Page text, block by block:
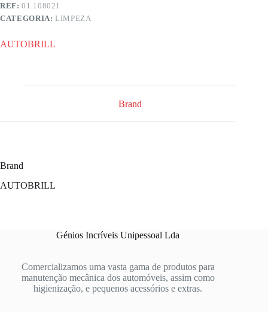
REF:01.108021
CATEGORIA:LIMPEZA
AUTOBRILL
Brand
Brand
AUTOBRILL
Génios Incríveis Unipessoal Lda
Comercializamos uma vasta gama de produtos para
manutenção mecânica dos automóveis, assim como
higienização, e pequenos acessórios e extras.